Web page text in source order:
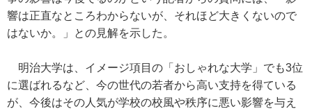
響は正直なところわからないが、それほど大きくないので
はないか。」との見解を示した。
明治大学は、イメージ項目の「おしゃれな大学」でも3位
に選ばれるなど、今の世代の若者から高い支持を得ている
が、今後はその人気が学校の校風や秩序に悪い影響を与え